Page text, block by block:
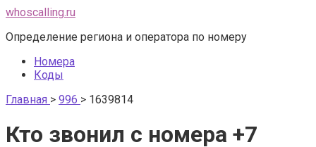
Перейти
контенту
whoscalling.ru
Определение региона и оператора по номеру
Номера
Коды
Главная > 996 > 1639814
Кто звонил с номера +7